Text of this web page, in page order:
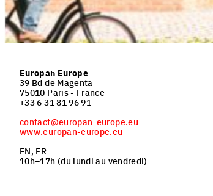
Europan Europe
39 Bd de Magenta
75010 Paris - France
+33 6 31 81 96 91
contact@europan-europe.eu
www.europan-europe.eu
EN, FR
10h–17h (du lundi au vendredi)